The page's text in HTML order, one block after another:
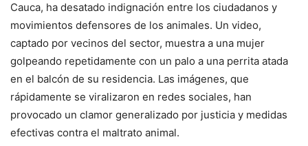
Cauca, ha desatado indignación entre los ciudadanos y
movimientos defensores de los animales. Un video,
captado por vecinos del sector, muestra a una mujer
golpeando repetidamente con un palo a una perrita atada
en el balcón de su residencia. Las imágenes, que
rápidamente se viralizaron en redes sociales, han
provocado un clamor generalizado por justicia y medidas
efectivas contra el maltrato animal.